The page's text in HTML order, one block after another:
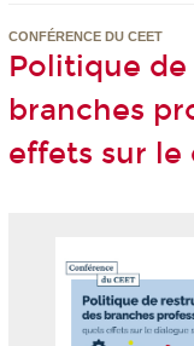
CONFÉRENCE DU CEET
Politique
branches
effets sur le